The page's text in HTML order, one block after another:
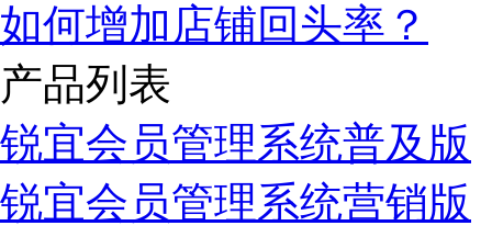
如何增加店铺回头率？
产品列表
锐宜会员管理系统普及版
锐宜会员管理系统营销版